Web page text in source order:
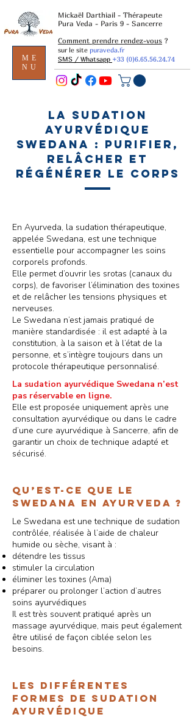
ME
NU
Mickaël Darthiail - Thérapeute
Pura Veda - Paris 9 - Sancerre
Comment prendre rendez-vous ?
sur le site puraveda.fr
SMS / Whatsapp +33 (0)6.65.56.24.74
La sudation
ayurvédique
Swedana : purifier,
relâcher et
régénérer le corps
En Ayurveda, la sudation thérapeutique,
appelée Swedana, est une technique
essentielle pour accompagner les soins
corporels profonds.
Elle permet d’ouvrir les srotas (canaux du
corps), de favoriser l’élimination des toxines
et de relâcher les tensions physiques et
nerveuses.
Le Swedana n’est jamais pratiqué de
manière standardisée : il est adapté à la
constitution, à la saison et à l’état de la
personne, et s’intègre toujours dans un
protocole thérapeutique personnalisé.
La sudation ayurvédique Swedana n’est
pas réservable en ligne.
Elle est proposée uniquement après une
consultation ayurvédique ou dans le cadre
d’une cure ayurvédique à Sancerre, afin de
garantir un choix de technique adapté et
sécurisé.
Qu’est-ce quE LE
SWEDANA en Ayurveda ?
Le Swedana est une technique de sudation
contrôlée, réalisée à l’aide de chaleur
humide ou sèche, visant à :
détendre les tissus
stimuler la circulation
éliminer les toxines (Ama)
préparer ou prolonger l’action d’autres
soins ayurvédiques
Il est très souvent pratiqué après un
massage ayurvédique, mais peut également
être utilisé de façon ciblée selon les
besoins.
Les différentES
formes de sudation
ayurvédique